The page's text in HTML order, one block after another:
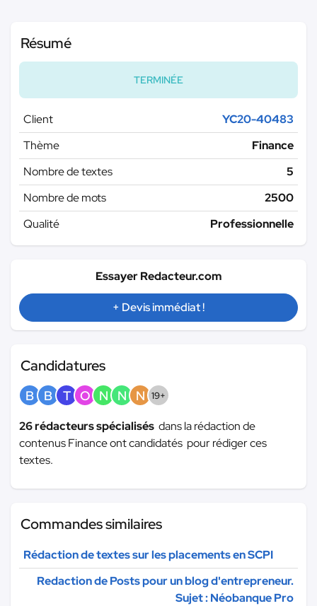
Résumé
TERMINÉE
Client
YC20-40483
Thème
Finance
Nombre de textes
5
Nombre de mots
2500
Qualité
Professionnelle
Essayer Redacteur.com
+ Devis immédiat !
Candidatures
B B T O N N N 19+
26 rédacteurs spécialisés dans la rédaction de
contenus Finance ont candidatés pour rédiger ces
textes.
Commandes similaires
Rédaction de textes sur les placements en SCPI
Redaction de Posts pour un blog d'entrepreneur.
Sujet : Néobanque Pro